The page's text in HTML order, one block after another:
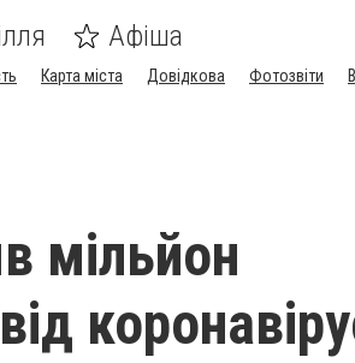
Афіша
Карта міста Довідкова Фотозвіти
мільйон